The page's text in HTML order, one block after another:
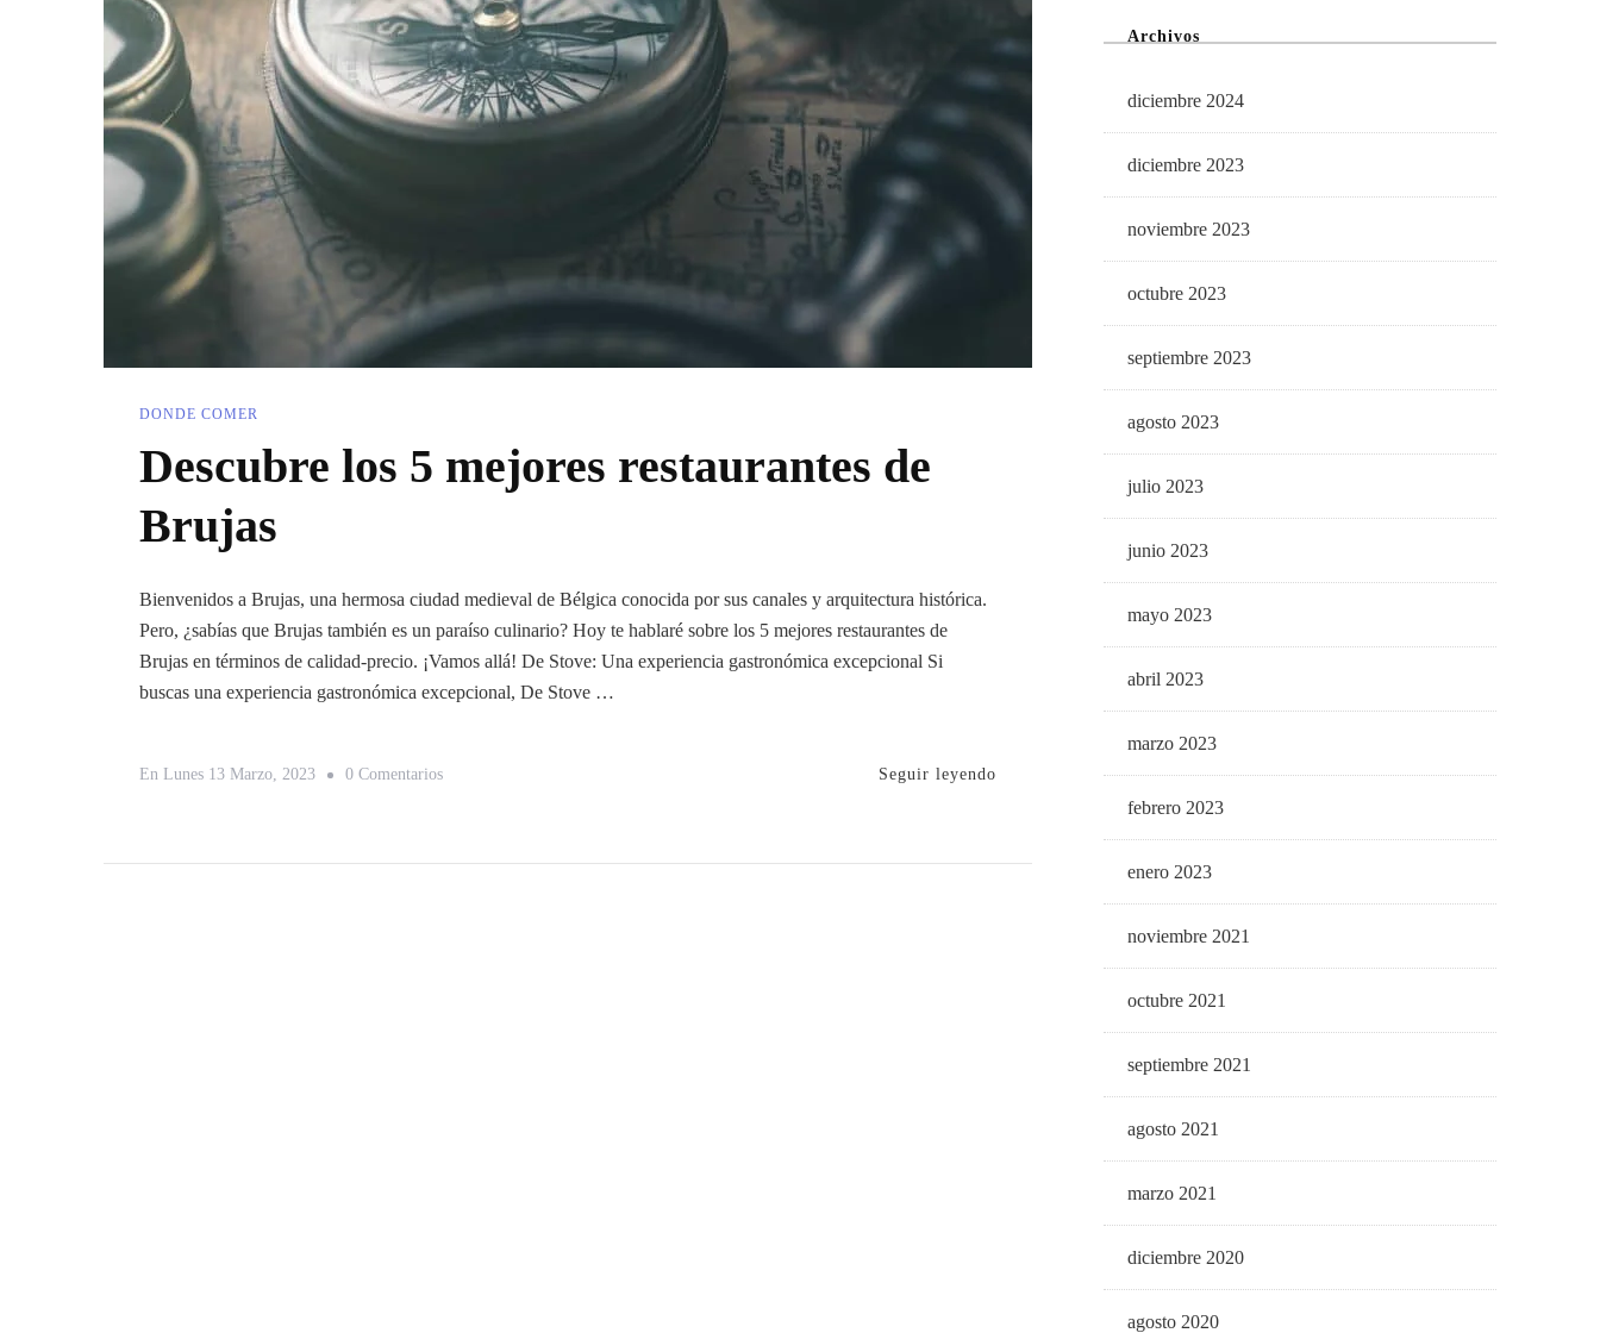
DONDE COMER
Descubre los 5 mejores restaurantes de
Brujas
Bienvenidos a Brujas, una hermosa ciudad medieval de Bélgica conocida por sus canales y arquitectura histórica.
Pero, ¿sabías que Brujas también es un paraíso culinario? Hoy te hablaré sobre los 5 mejores restaurantes de
Brujas en términos de calidad-precio. ¡Vamos allá! De Stove: Una experiencia gastronómica excepcional Si
buscas una experiencia gastronómica excepcional, De Stove …
En Lunes 13 Marzo, 2023 0 ComentariosEn
Seguir leyendo
Archivos
diciembre 2024
diciembre 2023
noviembre 2023
octubre 2023
septiembre 2023
agosto 2023
julio 2023
junio 2023
mayo 2023
abril 2023
marzo 2023
febrero 2023
enero 2023
noviembre 2021
octubre 2021
septiembre 2021
agosto 2021
marzo 2021
diciembre 2020
agosto 2020